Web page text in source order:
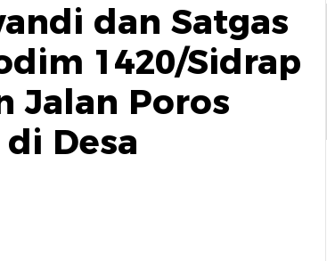
dan Satgas
1420/Sidrap
Jalan Poros
Desa